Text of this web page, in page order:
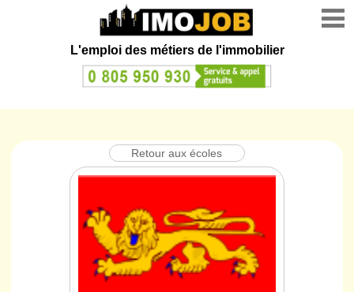
L'emploi des métiers de l'immobilier
Retour aux écoles